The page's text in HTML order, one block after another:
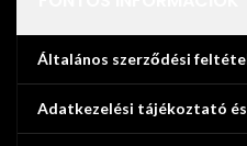
Általános szerződési
Adatkezelési tájékoztató